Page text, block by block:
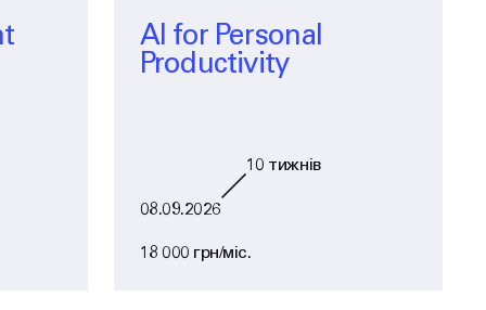
AI for Personal
Productivity
08.09.2026
10 тижнів
18 000 грн/міс.